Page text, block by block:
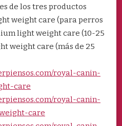
de los tres productos
weight care (para perros
light weight care (10-25
weight care (más de 25
royal-canin-
care
royal-canin-
care